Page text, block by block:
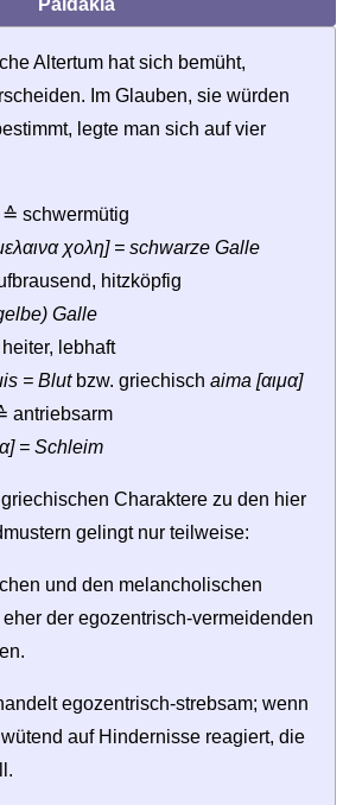
Altertum hat sich bemüht,
Im Glauben, sie würden
legte man sich auf vier
≙ schwermütig
χολη] = schwarze Galle
hitzköpfig
Galle
lebhaft
= Blutbzw. griechisch aima [αιμα]
antriebsarm
= Schleim
Charaktere zu den hier
gelingt nur teilweise:
und den melancholischen
der egozentrisch-vermeidenden
egozentrisch-strebsam; wenn
auf Hindernisse reagiert, die